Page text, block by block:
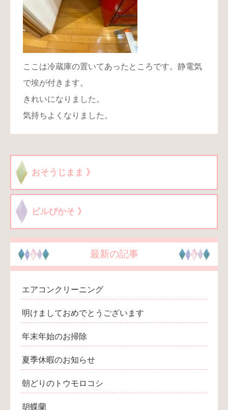
ここは冷蔵庫の置いてあったところです。静電気
で埃が付きます。
きれいになりました。
気持ちよくなりました。
おそうじまま 》
ビルぴかそ 》
最新の記事
エアコンクリーニング
明けましておめでとうございます
年末年始のお掃除
夏季休暇のお知らせ
朝どりのトウモロコシ
胡蝶蘭